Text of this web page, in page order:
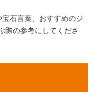
石言葉、おすすめのジ
際の参考にしてくださ